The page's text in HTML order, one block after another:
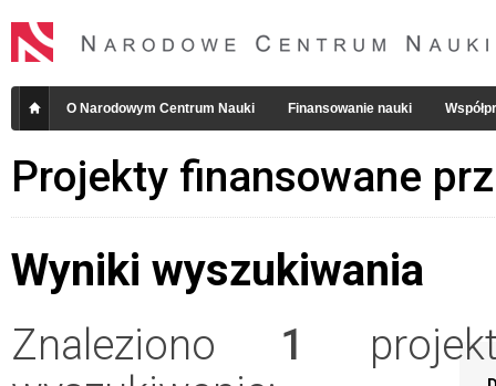
O Narodowym Centrum Nauki Finansowanie nauki
Projekty finansowane
Wyniki wyszukiwania
Znaleziono 1